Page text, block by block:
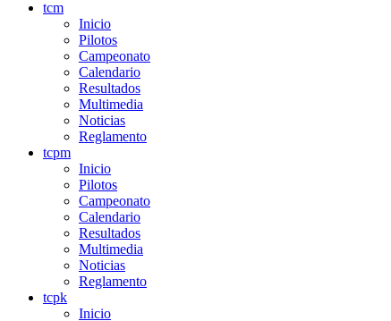
tcm
Inicio
Pilotos
Campeonato
Calendario
Resultados
Multimedia
Noticias
Reglamento
tcpm
Inicio
Pilotos
Campeonato
Calendario
Resultados
Multimedia
Noticias
Reglamento
tcpk
Inicio